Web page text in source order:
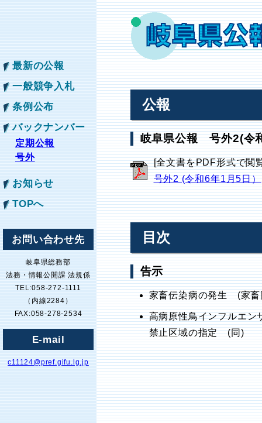
最新の公報
一般競争入札
条例公布
バックナンバー
定期公報
号外
お知らせ
TOPへ
お問い合わせ先
岐阜県総務部
法務・情報公開課 法規係
TEL:058-272-1111
（内線2284）
FAX:058-278-2534
E-mail
c11124@pref.gifu.lg.jp
公報
岐阜県公報 号外2(令
[全文書をPDF形式で閲
号外2 (令和6年1月5日）
目次
告示
家畜伝染病の発生 (家畜
高病原性鳥インフルエン
禁止区域の指定 (同)